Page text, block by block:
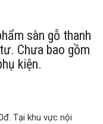
sàn gỗ thanh
Chưa bao gồm
kiện.
Tại khu vực nội